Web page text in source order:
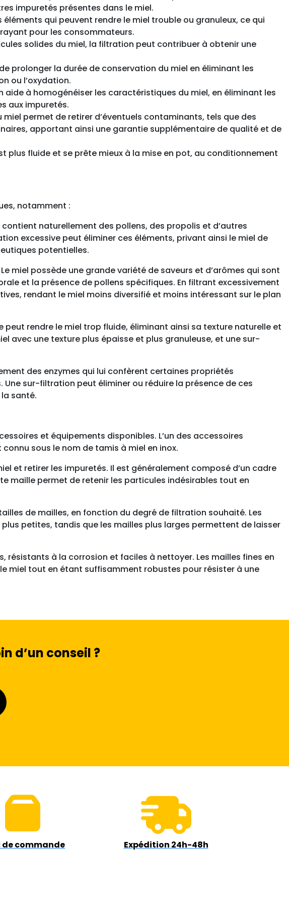
impuretés présentes dans le miel.
qui peuvent rendre le miel trouble ou granuleux, ce qui
pour les consommateurs.
solides du miel, la filtration peut contribuer à obtenir une
prolonger la durée de conservation du miel en éliminant les
ou l’oxydation.
à homogénéiser les caractéristiques du miel, en éliminant les
aux impuretés.
permet de retirer d’éventuels contaminants, tels que des
apportant ainsi une garantie supplémentaire de qualité et de
plus fluide et se prête mieux à la mise en pot, au conditionnement
notamment :
naturellement des pollens, des propolis et d’autres
excessive peut éliminer ces éléments, privant ainsi le miel de
potentielles.
miel possède une grande variété de saveurs et d’arômes qui sont
et la présence de pollens spécifiques. En filtrant excessivement
rendant le miel moins diversifié et moins intéressant sur le plan
peut rendre le miel trop fluide, éliminant ainsi sa texture naturelle et
avec une texture plus épaisse et plus granuleuse, et une sur-
des enzymes qui lui confèrent certaines propriétés
sur-filtration peut éliminer ou réduire la présence de ces
santé.
et équipements disponibles. L’un des accessoires
sous le nom de tamis à miel en inox.
et retirer les impuretés. Il est généralement composé d’un cadre
maille permet de retenir les particules indésirables tout en
de mailles, en fonction du degré de filtration souhaité. Les
petites, tandis que les mailles plus larges permettent de laisser
résistants à la corrosion et faciles à nettoyer. Les mailles fines en
miel tout en étant suffisamment robustes pour résister à une
d’un conseil ?
de commande Expédition 24h-48h